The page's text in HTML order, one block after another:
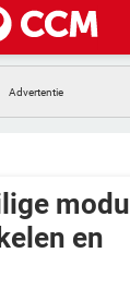
SNAPCHAT
WINDOWS
GAMES
en